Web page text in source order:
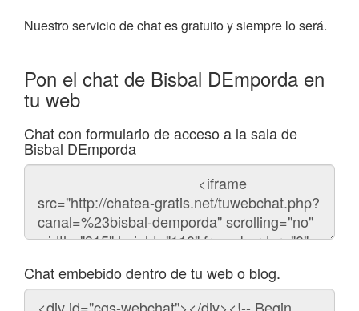
Nuestro servicio de chat es gratuito y siempre lo será.
Pon el chat de Bisbal DEmporda en
tu web
Chat con formulario de acceso a la sala de
Bisbal DEmporda
Código
chat
Chat embebido dentro de tu web o blog.
Código